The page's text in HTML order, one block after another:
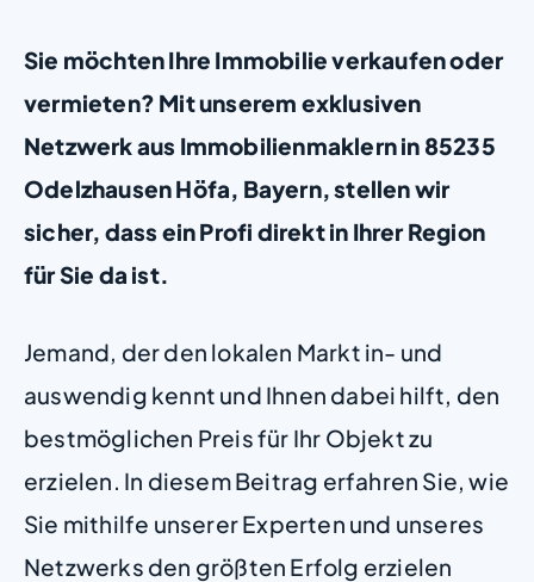
Sie möchten Ihre Immobilie verkaufen oder
vermieten? Mit unserem exklusiven
Netzwerk aus Immobilienmaklern in 85235
Odelzhausen Höfa, Bayern, stellen wir
sicher, dass ein Profi direkt in Ihrer Region
für Sie da ist.
Jemand, der den lokalen Markt in- und
auswendig kennt und Ihnen dabei hilft, den
bestmöglichen Preis für Ihr Objekt zu
erzielen. In diesem Beitrag erfahren Sie, wie
Sie mithilfe unserer Experten und unseres
Netzwerks den größten Erfolg erzielen